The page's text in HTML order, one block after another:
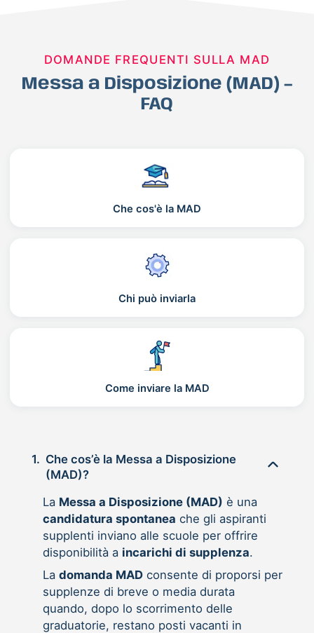
DOMANDE FREQUENTI SULLA MAD
Messa a Disposizione (MAD) –
FAQ
Che cos'è la MAD
Chi può inviarla
Come inviare la MAD
1. Che cos’è la Messa a Disposizione
(MAD)?
La Messa a Disposizione (MAD) è una
candidatura spontanea che gli aspiranti
supplenti inviano alle scuole per offrire
disponibilità a incarichi di supplenza.
La domanda MADconsente di proporsi per
supplenze di breve o media durata
quando, dopo lo scorrimento delle
graduatorie, restano posti vacanti in